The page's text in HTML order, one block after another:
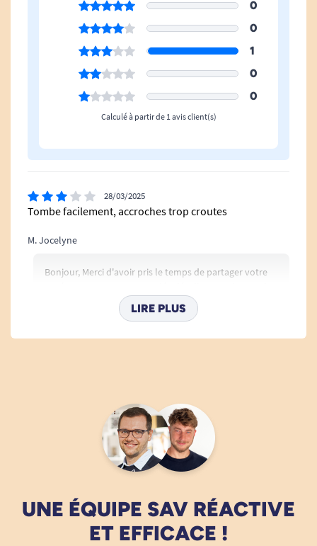
0
0
1
0
0
Calculé à partir de 1 avis client(s)
28/03/2025
Tombe facilement, accroches trop croutes
M. Jocelyne
Bonjour, Merci d'avoir pris le temps de partager votre
produit ne répond pas pleinement à vos attentes et
que les accroches n'ont pas été à la hauteur. Vos
LIRE PLUS
UNE ÉQUIPE SAV RÉACTIVE
ET EFFICACE !